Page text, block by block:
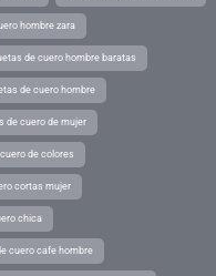
hombre zara
de cuero hombre baratas
de cuero hombre
de cuero de mujer
de colores
cortas mujer
chica
cuero cafe hombre